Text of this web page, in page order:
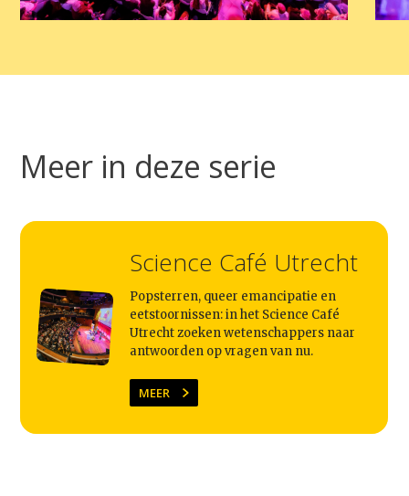
Meer in deze serie
Science Café Utrecht
Popsterren, queer emancipatie en
eetstoornissen: in het Science Café
Utrecht zoeken wetenschappers naar
antwoorden op vragen van nu.
MEER